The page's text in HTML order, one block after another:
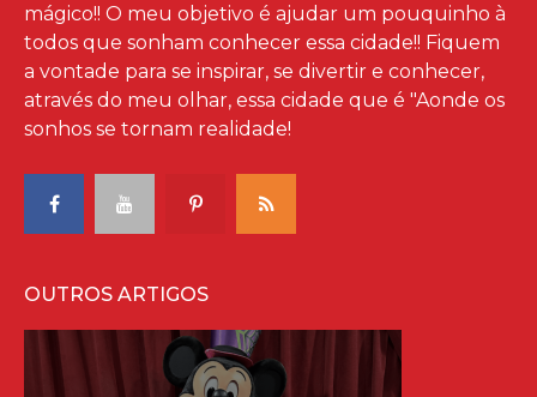
mágico!! O meu objetivo é ajudar um pouquinho à
todos que sonham conhecer essa cidade!! Fiquem
a vontade para se inspirar, se divertir e conhecer,
através do meu olhar, essa cidade que é "Aonde os
sonhos se tornam realidade!
OUTROS ARTIGOS